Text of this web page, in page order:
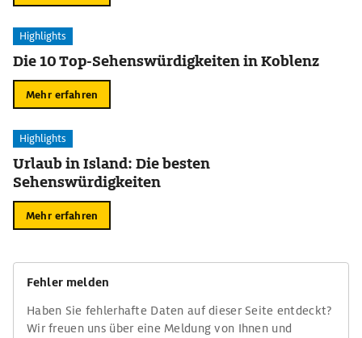
Highlights
Die 10 Top-Sehenswürdigkeiten in Koblenz
Mehr erfahren
Highlights
Urlaub in Island: Die besten
Sehenswürdigkeiten
Mehr erfahren
Fehler melden
Haben Sie fehlerhafte Daten auf dieser Seite entdeckt?
Wir freuen uns über eine Meldung von Ihnen und